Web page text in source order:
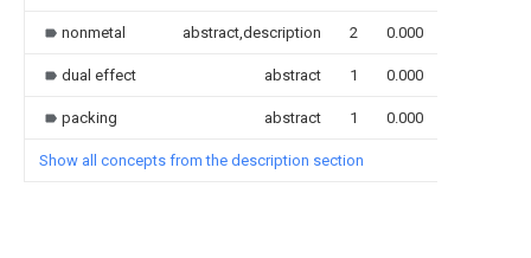
nonmetal abstract,description 2 0.000
dual effect abstract 1 0.000
packing abstract 1 0.000
Show all concepts from the description section